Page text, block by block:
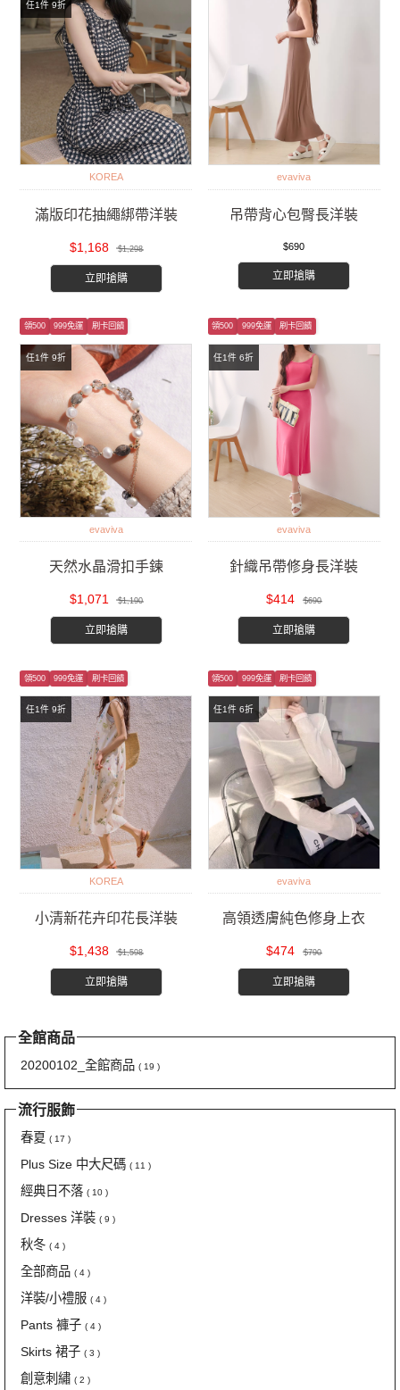
任1件 9折
KOREA
滿版印花抽繩綁帶洋裝
$1,168 $1,298
立即搶購
evaviva
吊帶背心包臀長洋裝
$690
立即搶購
任1件 9折
領500 999免運 刷卡回饋
evaviva
天然水晶滑扣手鍊
$1,071 $1,190
立即搶購
任1件 6折
領500 999免運 刷卡回饋
evaviva
針織吊帶修身長洋裝
$414 $690
立即搶購
任1件 9折
領500 999免運 刷卡回饋
KOREA
小清新花卉印花長洋裝
$1,438 $1,598
立即搶購
任1件 6折
領500 999免運 刷卡回饋
evaviva
高領透膚純色修身上衣
$474 $790
立即搶購
全館商品
20200102_全館商品 ( 19 )
流行服飾
春夏 ( 17 )
Plus Size 中大尺碼 ( 11 )
經典日不落 ( 10 )
Dresses 洋裝 ( 9 )
秋冬 ( 4 )
全部商品 ( 4 )
洋裝/小禮服 ( 4 )
Pants 褲子 ( 4 )
Skirts 裙子 ( 3 )
創意刺繡 ( 2 )